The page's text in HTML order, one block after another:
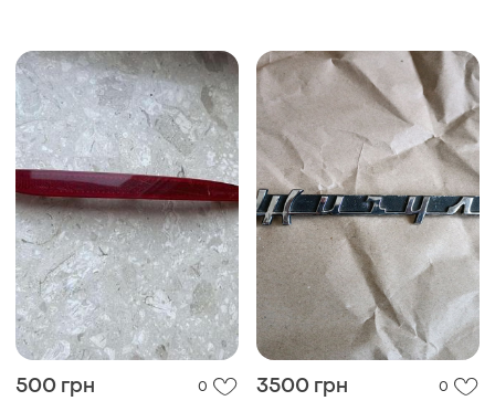
500 грн 0 3500 грн 0